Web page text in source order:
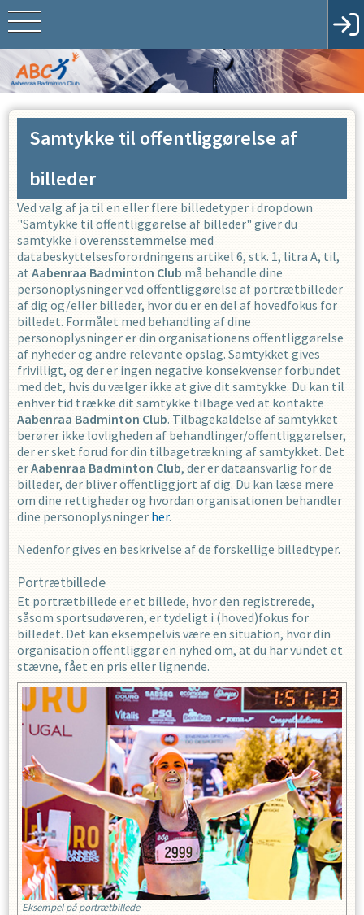
Samtykke til offentliggørelse af
billeder
Ved valg af ja til en eller flere billedetyper i dropdown
"Samtykke til offentliggørelse af billeder" giver du
samtykke i overensstemmelse med
databeskyttelsesforordningens artikel 6, stk. 1, litra A, til,
at Aabenraa Badminton Club må behandle dine
personoplysninger ved offentliggørelse af portrætbilleder
af dig og/eller billeder, hvor du er en del af hovedfokus for
billedet. Formålet med behandling af dine
personoplysninger er din organisationens offentliggørelse
af nyheder og andre relevante opslag. Samtykket gives
frivilligt, og der er ingen negative konsekvenser forbundet
med det, hvis du vælger ikke at give dit samtykke. Du kan til
enhver tid trække dit samtykke tilbage ved at kontakte
Aabenraa Badminton Club. Tilbagekaldelse af samtykket
berører ikke lovligheden af behandlinger/offentliggørelser,
der er sket forud for din tilbagetrækning af samtykket. Det
erAabenraa Badminton Club, der er dataansvarlig for de
billeder, der bliver offentliggjort af dig. Du kan læse mere
om dine rettigheder og hvordan organisationen behandler
dine personoplysninger her.
Nedenfor gives en beskrivelse af de forskellige billedtyper.
Portrætbillede
Et portrætbillede er et billede, hvor den registrerede,
såsom sportsudøveren, er tydeligt i (hoved)fokus for
billedet. Det kan eksempelvis være en situation, hvor din
organisation offentliggør en nyhed om, at du har vundet et
stævne, fået en pris eller lignende.
Eksempel på portrætbillede